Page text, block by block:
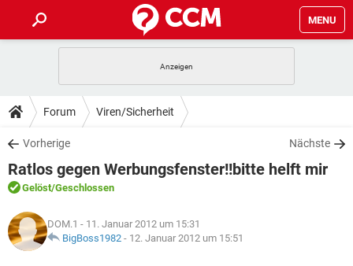
MENU
ANDROID
WINDOWS 10
WHATSAPP TIKTOK
FACEBOOK
TIPPS & TRICKS
SPIELE
WINDOWS 10
WHATSAPP
FACEBOOK HARDWARE
DOWNLOADS
SPIELE STREAMING
ANDROID
WINDOWS 10 INSTAGRAM
WHATSAPP
FORUM
SPIELE
ANDROID IOS
LEXIKON
SPIELE
Forum Viren/Sicherheit
Vorherige Nächste
Ratlos gegen Werbungsfenster!!bitte helft mir
Gelöst/Geschlossen
DOM.1 - 11. Januar 2012 um 15:31
BigBoss1982 - 12. Januar 2012 um 15:51